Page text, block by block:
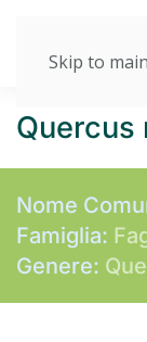
Skip to
Quercus
Nome
Famiglia:
Genere: